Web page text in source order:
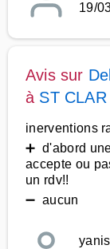
19/
Avis sur
à ST CLAR
inerventions
➕ d'abord
accepte ou
un rdv!!
➖ aucun